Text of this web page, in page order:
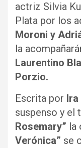
actriz Silvia
Plata por los
Moroni y
la
Laurentino
Porzio.
Escrita por Ira
suspenso y el
Rosemary” la
Verónica” se